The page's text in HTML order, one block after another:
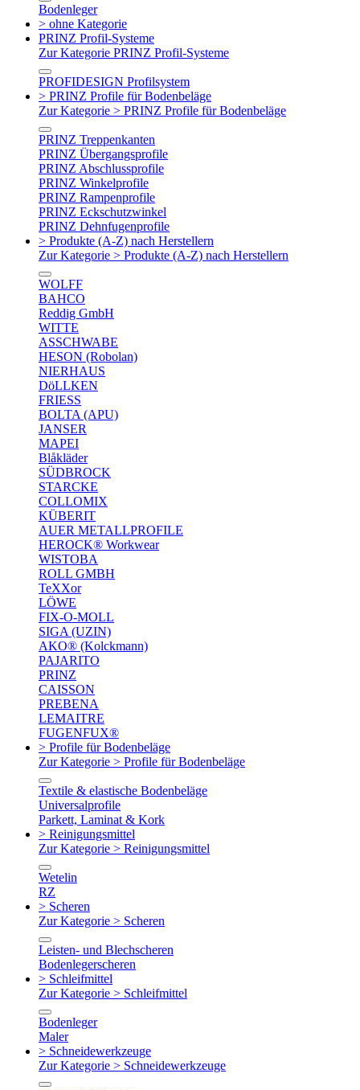
Bodenleger
> ohne Kategorie
PRINZ Profil-Systeme
Zur Kategorie PRINZ Profil-Systeme
PROFIDESIGN Profilsystem
> PRINZ Profile für Bodenbeläge
Zur Kategorie > PRINZ Profile für Bodenbeläge
PRINZ Treppenkanten
PRINZ Übergangsprofile
PRINZ Abschlussprofile
PRINZ Winkelprofile
PRINZ Rampenprofile
PRINZ Eckschutzwinkel
PRINZ Dehnfugenprofile
> Produkte (A-Z) nach Herstellern
Zur Kategorie > Produkte (A-Z) nach Herstellern
WOLFF
BAHCO
Reddig GmbH
WITTE
ASSCHWABE
HESON (Robolan)
NIERHAUS
DöLLKEN
FRIESS
BOLTA (APU)
JANSER
MAPEI
Blåkläder
SÜDBROCK
STARCKE
COLLOMIX
KÜBERIT
AUER METALLPROFILE
HEROCK® Workwear
WISTOBA
ROLL GMBH
TeXXor
LÖWE
FIX-O-MOLL
SIGA (UZIN)
AKO® (Kolckmann)
PAJARITO
PRINZ
CAISSON
PREBENA
LEMAITRE
FUGENFUX®
> Profile für Bodenbeläge
Zur Kategorie > Profile für Bodenbeläge
Textile & elastische Bodenbeläge
Universalprofile
Parkett, Laminat & Kork
> Reinigungsmittel
Zur Kategorie > Reinigungsmittel
Wetelin
RZ
> Scheren
Zur Kategorie > Scheren
Leisten- und Blechscheren
Bodenlegerscheren
> Schleifmittel
Zur Kategorie > Schleifmittel
Bodenleger
Maler
> Schneidewerkzeuge
Zur Kategorie > Schneidewerkzeuge